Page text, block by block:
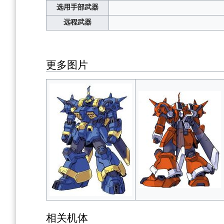
选用手部武器
远程武器
更多图片
相关机体